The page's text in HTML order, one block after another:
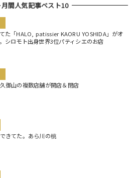
間人気記事ベスト10
た「HALO, patissier KAORU YOSHIDA」がオ
シロモト出身世界3位パティシエのお店
御山の複数店舗が開店＆閉店
きてた。あら川の桃